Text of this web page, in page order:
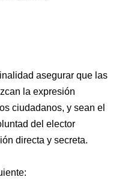
asegurar que las
la expresión
ciudadanos, y sean el
del elector
directa y secreta.